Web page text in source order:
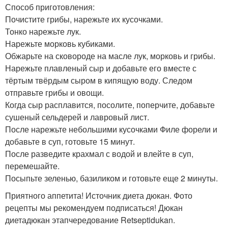
Способ приготовления:
Почистите грибы, нарежьте их кусочками.
Тонко нарежьте лук.
Нарежьте морковь кубиками.
Обжарьте на сковороде на масле лук, морковь и грибы.
Нарежьте плавленый сыр и добавьте его вместе с
тёртым твёрдым сыром в кипящую воду. Следом
отправьте грибы и овощи.
Когда сыр расплавится, посолите, поперчите, добавьте
сушеный сельдерей и лавровый лист.
После нарежьте небольшими кусочками Филе форели и
добавьте в суп, готовьте 15 минут.
После разведите крахмал с водой и влейте в суп,
перемешайте.
Посыпьте зеленью, базиликом и готовьте еще 2 минуты.
Приятного аппетита! Источник диета дюкан. Фото
рецепты мы рекомендуем подписаться! Дюкан
диетадюкан этапчередование Retseptidukan.